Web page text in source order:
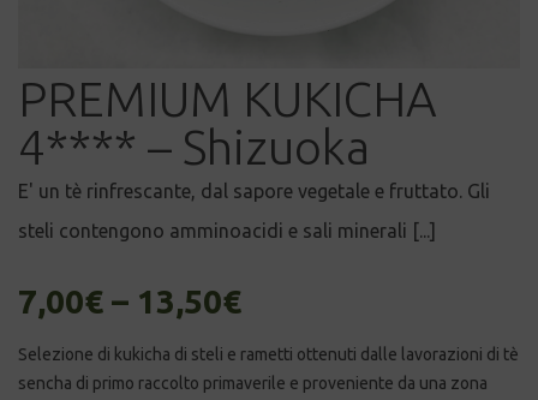
PREMIUM KUKICHA
4**** – Shizuoka
E' un tè rinfrescante, dal sapore vegetale e fruttato. Gli
steli contengono amminoacidi e sali minerali [...]
7,00€ – 13,50€
Selezione di kukicha di steli e rametti ottenuti dalle lavorazioni di tè
sencha di primo raccolto primaverile e proveniente da una zona